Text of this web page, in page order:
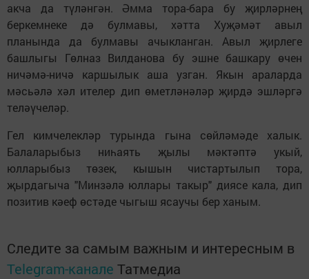
акча да түләнгән. Әмма тора-бара бу җирләрнең
беркемнеке дә булмавы, хәтта Хуҗәмәт авыл
планында да булмавы ачыкланган. Авыл җирлеге
башлыгы Гөлназ Вилданова бу эшне башкару өчен
ничәмә-ничә каршылык аша узган. Якын араларда
мәсьәлә хәл ителер дип өметләнәләр җирдә эшләргә
теләүчеләр.
Гел кимчелекләр турында гына сөйләмәде халык.
Балаларыбыз ниһаять җылы мәктәптә укый,
юлларыбыз төзек, кышын чистартылып тора,
җырдагыча "Минзәлә юллары такыр" диясе кала, дип
позитив кәеф өстәде чыгыш ясаучы бер ханым.
Следите за самым важным и интересным в
Telegram-канале Татмедиа